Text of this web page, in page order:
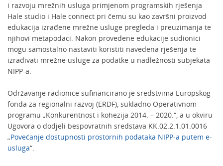
i razvoju mrežnih usluga primjenom programskih rješenja
Hale studio i Hale connect pri čemu su kao završni proizvod
edukacija izrađene mrežne usluge pregleda i preuzimanja te
njihovi metapodaci. Nakon provedene edukacije sudionici
mogu samostalno nastaviti koristiti navedena rješenja te
izrađivati mrežne usluge za podatke u nadležnosti subjekata
NIPP-a.
Održavanje radionice sufinancirano je sredstvima Europskog
fonda za regionalni razvoj (ERDF), sukladno Operativnom
programu „Konkurentnost i kohezija 2014. – 2020.“, a u okviru
Ugovora o dodjeli bespovratnih sredstava KK.02.2.1.01.0016
„Povećanje dostupnosti prostornih podataka NIPP-a putem e-
usluga“.